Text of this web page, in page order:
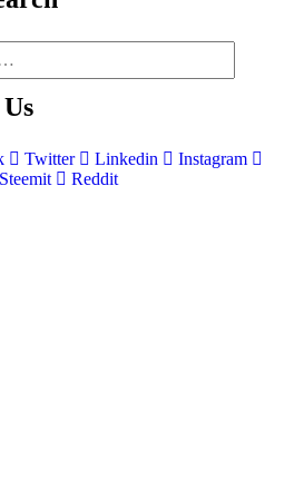
Us
Twitter Linkedin
Instagram
Steemit Reddit